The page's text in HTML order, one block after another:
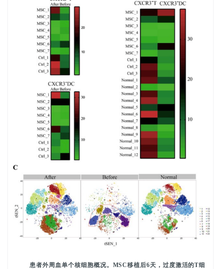
患者外周血单个核细胞概况。MSC移植后6天，过度激活的T细